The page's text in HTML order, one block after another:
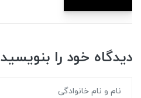
دیدگاه خود را بنویسید